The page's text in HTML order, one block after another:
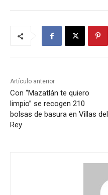
Artículo anterior
Con “Mazatlán te quiero
limpio” se recogen 210
bolsas de basura en Villas del
Rey